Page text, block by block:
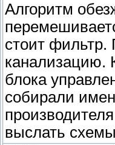
Алгоритм
стоит фильтр.
канализацию.
блока
собирали
выслать